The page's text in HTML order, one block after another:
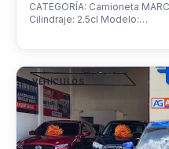
CATEGORÍA: Camioneta
Cilindraje: 2.5cl Modelo:…
VEHÍCULOS